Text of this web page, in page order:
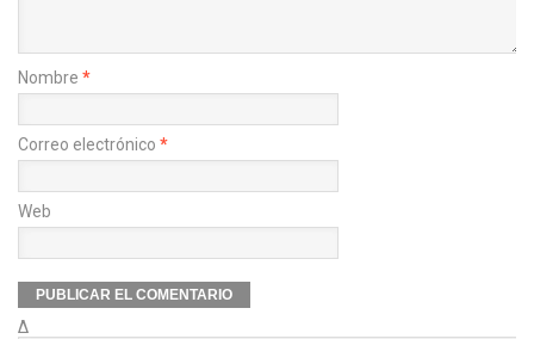
Nombre *
Correo electrónico *
Web
Δ